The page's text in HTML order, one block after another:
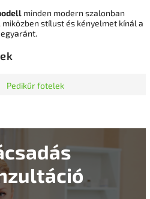
minden modern szalonban
stílust és kényelmet kínál a
Pedikűr fotelek